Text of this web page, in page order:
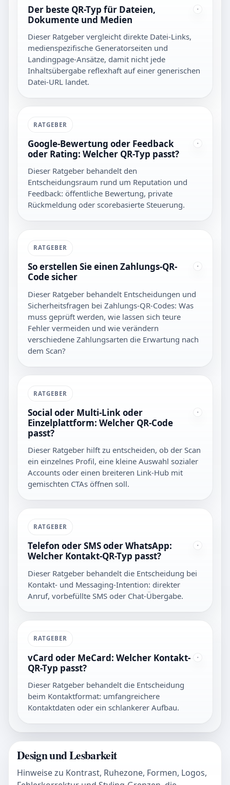
Der beste QR-Typ für Dateien,
Dokumente und Medien
Dieser Ratgeber vergleicht direkte Datei-Links,
medienspezifische Generatorseiten und
Landingpage-Ansätze, damit nicht jede
Inhaltsübergabe reflexhaft auf einer generischen
Datei-URL landet.
RATGEBER
Google-Bewertung oder Feedback
oder Rating: Welcher QR-Typ passt?
Dieser Ratgeber behandelt den
Entscheidungsraum rund um Reputation und
Feedback: öffentliche Bewertung, private
Rückmeldung oder scorebasierte Steuerung.
RATGEBER
So erstellen Sie einen Zahlungs-QR-
Code sicher
Dieser Ratgeber behandelt Entscheidungen und
Sicherheitsfragen bei Zahlungs-QR-Codes: Was
muss geprüft werden, wie lassen sich teure
Fehler vermeiden und wie verändern
verschiedene Zahlungsarten die Erwartung nach
dem Scan?
RATGEBER
Social oder Multi-Link oder
Einzelplattform: Welcher QR-Code
passt?
Dieser Ratgeber hilft zu entscheiden, ob der Scan
ein einzelnes Profil, eine kleine Auswahl sozialer
Accounts oder einen breiteren Link-Hub mit
gemischten CTAs öffnen soll.
RATGEBER
Telefon oder SMS oder WhatsApp:
Welcher Kontakt-QR-Typ passt?
Dieser Ratgeber behandelt die Entscheidung bei
Kontakt- und Messaging-Intention: direkter
Anruf, vorbefüllte SMS oder Chat-Übergabe.
RATGEBER
vCard oder MeCard: Welcher Kontakt-
QR-Typ passt?
Dieser Ratgeber behandelt die Entscheidung
beim Kontaktformat: umfangreichere
Kontaktdaten oder ein schlankerer Aufbau.
Design und Lesbarkeit
Hinweise zu Kontrast, Ruhezone, Formen, Logos,